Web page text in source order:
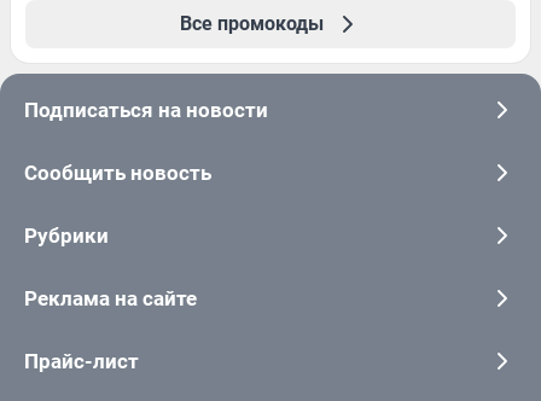
Все промокоды
Подписаться на новости
Сообщить новость
Рубрики
Реклама на сайте
Прайс-лист